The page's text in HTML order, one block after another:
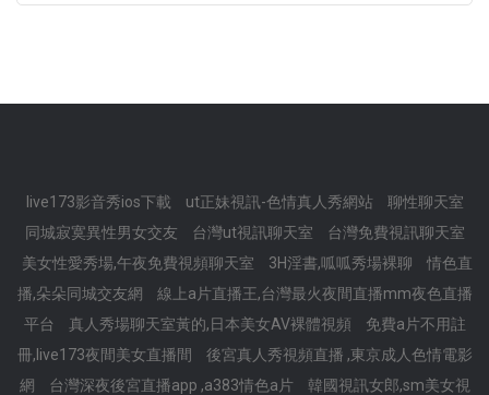
live173影音秀ios下載 ut正妹視訊-色情真人秀網站
聊性聊天室
同城寂寞異性男女交友
台灣ut視訊聊天室
台灣免費視訊聊天室
美女性愛秀場,午夜免費視頻聊天室
3H淫書,呱呱秀場裸聊
情色直
播,朵朵同城交友網
線上a片直播王,台灣最火夜間直播mm夜色直播
平台
真人秀場聊天室黃的,日本美女AV裸體視頻
免費a片不用註
冊,live173夜間美女直播間
後宮真人秀視頻直播 ,東京成人色情電影
網
台灣深夜後宮直播app ,a383情色a片
韓國視訊女郎,sm美女視